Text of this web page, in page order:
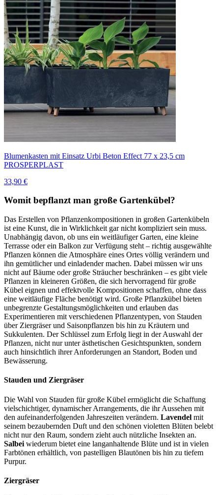
Blumenkasten mit Einsatz Urbi Beton Effect 77 x 23,5 cm
PROSPERPLAST
33,90 €
Womit bepflanzt man große Gartenkübel?
Das Erstellen von Pflanzenkompositionen in großen Gartenkübeln
ist eine Kunst, die in Wirklichkeit gar nicht kompliziert sein muss.
Unabhängig davon, ob uns ein weitläufiger Garten, eine kleine
Terrasse oder ein Balkon zur Verfügung steht – richtig ausgewählte
Pflanzen können die Atmosphäre eines Ortes völlig verändern und
ihn gemütlicher und einladender machen. Dabei müssen wir uns
nicht auf Bäume oder große Sträucher beschränken – es gibt viele
Pflanzen in kleineren Größen, die sich hervorragend für große
Kübel eignen und effektvolle Kompositionen schaffen, ohne dass
eine weitläufige Fläche benötigt wird. Große Pflanzkübel bieten
unbegrenzte Gestaltungsmöglichkeiten und erlauben das
Experimentieren mit verschiedenen Pflanzentypen, von Stauden
über Ziergräser und Saisonpflanzen bis hin zu Kräutern und
Sukkulenten. Der Schlüssel zum Erfolg liegt in der Auswahl der
Pflanzen, nicht nur unter ästhetischen Gesichtspunkten, sondern
auch hinsichtlich ihrer Anforderungen an Standort, Boden und
Bewässerung.
Stauden und Ziergräser
Die Wahl von Stauden für große Kübel ermöglicht die Schaffung
vielschichtiger, dynamischer Arrangements, die ihr Aussehen mit
den aufeinanderfolgenden Jahreszeiten verändern. Lavendel mit
seinem bezaubernden Duft und den schönen violetten Blüten belebt
nicht nur den Raum, sondern zieht auch nützliche Insekten an.
Salbei wiederum bietet eine langanhaltende Blüte und ist in vielen
Farbtönen erhältlich, von pastelligen Blautönen bis hin zu tiefem
Purpur.
Ziergräser